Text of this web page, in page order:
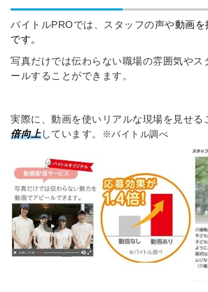
バイトルPROでは、スタッフの声や動画を
です。
写真だけでは伝わらない職場の雰囲気やス
ールすることができます。
実際に、動画を使いリアルな現場を見せる
倍向上しています。 ※バイトル調べ